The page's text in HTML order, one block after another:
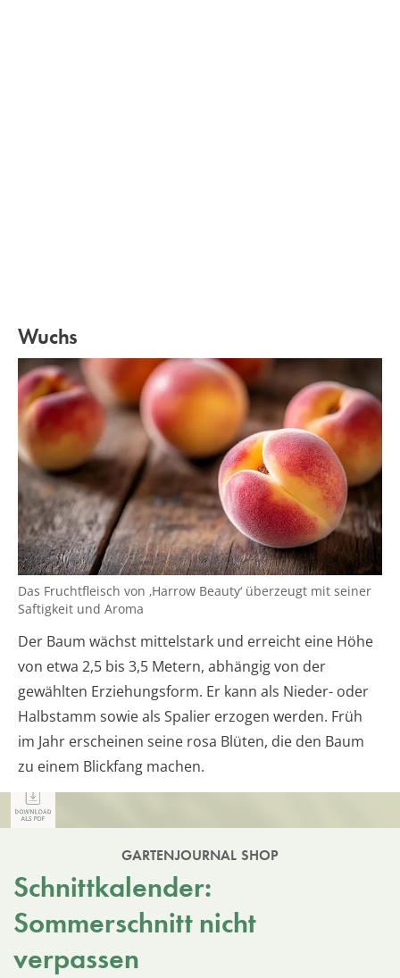
Wuchs
Das Fruchtfleisch von ‚Harrow Beauty‘ überzeugt mit seiner
Saftigkeit und Aroma
Der Baum wächst mittelstark und erreicht eine Höhe
von etwa 2,5 bis 3,5 Metern, abhängig von der
gewählten Erziehungsform. Er kann als Nieder- oder
Halbstamm sowie als Spalier erzogen werden. Früh
im Jahr erscheinen seine rosa Blüten, die den Baum
zu einem Blickfang machen.
GARTENJOURNAL SHOP
Schnittkalender:
Sommerschnitt nicht
verpassen